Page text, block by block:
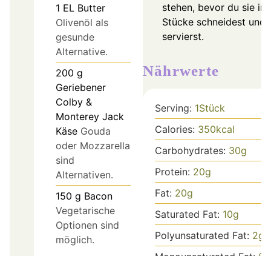
1 EL Butter
Olivenöl als
gesunde
Alternative.
200 g
Geriebener
Colby &
Monterey Jack
Käse Gouda
oder Mozzarella
sind
Alternativen.
150 g Bacon
Vegetarische
Optionen sind
möglich.
stehen, bevor du sie in
Stücke schneidest und
servierst.
Nährwerte
Serving: 1Stück
Calories: 350kcal
Carbohydrates: 30g
Protein: 20g
Fat: 20g
Saturated Fat: 10g
Polyunsaturated Fat: 2g